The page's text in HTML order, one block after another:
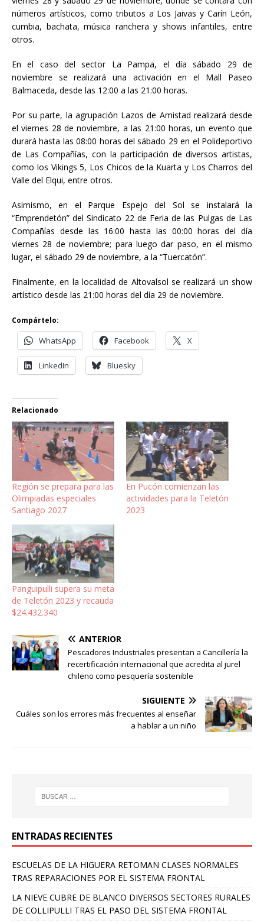
números artísticos, como tributos a Los Jaivas y Carín León,
cumbia, bachata, música ranchera y shows infantiles, entre
otros.
En el caso del sector La Pampa, el día sábado 29 de
noviembre se realizará una activación en el Mall Paseo
Balmaceda, desde las 12:00 a las 21:00 horas.
Por su parte, la agrupación Lazos de Amistad realizará desde
el viernes 28 de noviembre, a las 21:00 horas, un evento que
durará hasta las 08:00 horas del sábado 29 en el Polideportivo
de Las Compañías, con la participación de diversos artistas,
como los Vikings 5, Los Chicos de la Kuarta y Los Charros del
Valle del Elqui, entre otros.
Asimismo, en el Parque Espejo del Sol se instalará la
“Emprendetón” del Sindicato 22 de Feria de las Pulgas de Las
Compañías desde las 16:00 hasta las 00:00 horas del día
viernes 28 de noviembre; para luego dar paso, en el mismo
lugar, el sábado 29 de noviembre, a la “Tuercatón”.
Finalmente, en la localidad de Altovalsol se realizará un show
artístico desde las 21:00 horas del día 29 de noviembre.
Compártelo:
WhatsApp Facebook X
LinkedIn Bluesky
Relacionado
Región se prepara para las
Olimpiadas especiales
Santiago 2027
En Pucón comienzan las
actividades para la Teletón
2023
Panguipulli supera su meta
de Teletón 2023 y recauda
$24.432.340
ANTERIOR
Pescadores Industriales presentan a Cancillería la
recertificación internacional que acredita al jurel
chileno como pesquería sostenible
SIGUIENTE
Cuáles son los errores más frecuentes al enseñar
a hablar a un niño
ENTRADAS RECIENTES
ESCUELAS DE LA HIGUERA RETOMAN CLASES NORMALES
TRAS REPARACIONES POR EL SISTEMA FRONTAL
LA NIEVE CUBRE DE BLANCO DIVERSOS SECTORES RURALES
DE COLLIPULLI TRAS EL PASO DEL SISTEMA FRONTAL